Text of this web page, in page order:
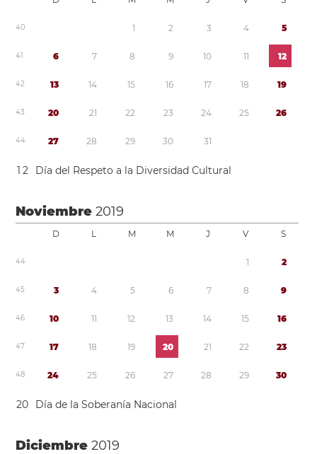
40 1 2 3 4 5
41 6 7 8 9 10 11 12
42 13 14 15 16 17 18 19
43 20 21 22 23 24 25 26
44 27 28 29 30 31
1 2 Día del Respeto a la Diversidad Cultural
Noviembre2019
D L M M J V S
44 1 2
45 3 4 5 6 7 8 9
46 10 11 12 13 14 15 16
47 17 18 19 20 21 22 23
48 24 25 26 27 28 29 30
20 Día de la Soberanía Nacional
Diciembre2019